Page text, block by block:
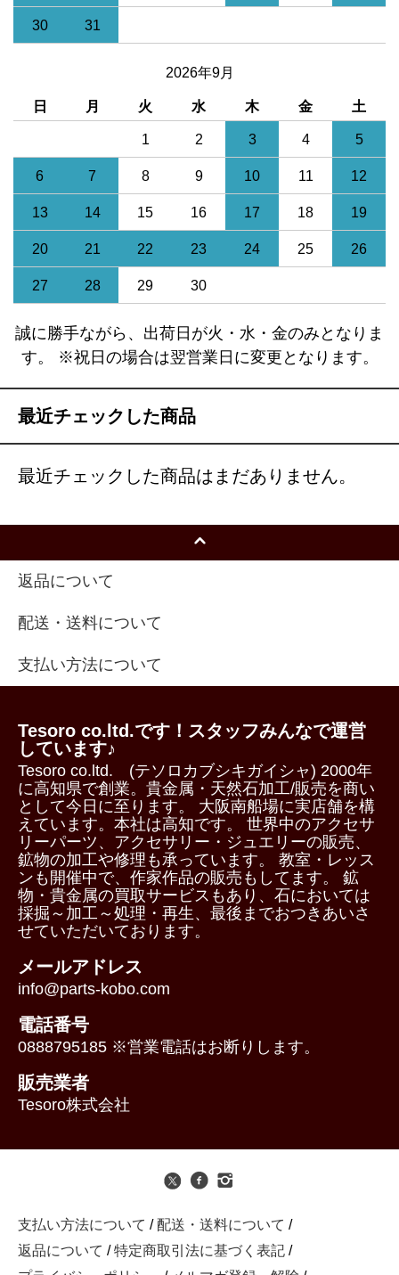
30 31
2026年9月
日 月 火 水 木 金 土
1 2 3 4 5
6 7 8 9 10 11 12
13 14 15 16 17 18 19
20 21 22 23 24 25 26
27 28 29 30
誠に勝手ながら、出荷日が火・水・金のみとなりま
す。 ※祝日の場合は翌営業日に変更となります。
最近チェックした商品
最近チェックした商品はまだありません。
返品について
配送・送料について
支払い方法について
Tesoro co.ltd.です！スタッフみんなで運営
しています♪
Tesoro co.ltd. (テソロカブシキガイシャ) 2000年
に高知県で創業。貴金属・天然石加工/販売を商い
として今日に至ります。 大阪南船場に実店舗を構
えています。本社は高知です。 世界中のアクセサ
リーパーツ、アクセサリー・ジュエリーの販売、
鉱物の加工や修理も承っています。 教室・レッス
ンも開催中で、作家作品の販売もしてます。 鉱
物・貴金属の買取サービスもあり、石においては
採掘～加工～処理・再生、最後までおつきあいさ
せていただいております。
メールアドレス
info@parts-kobo.com
電話番号
0888795185 ※営業電話はお断りします。
販売業者
Tesoro株式会社
支払い方法について / 配送・送料について /
返品について / 特定商取引法に基づく表記 /